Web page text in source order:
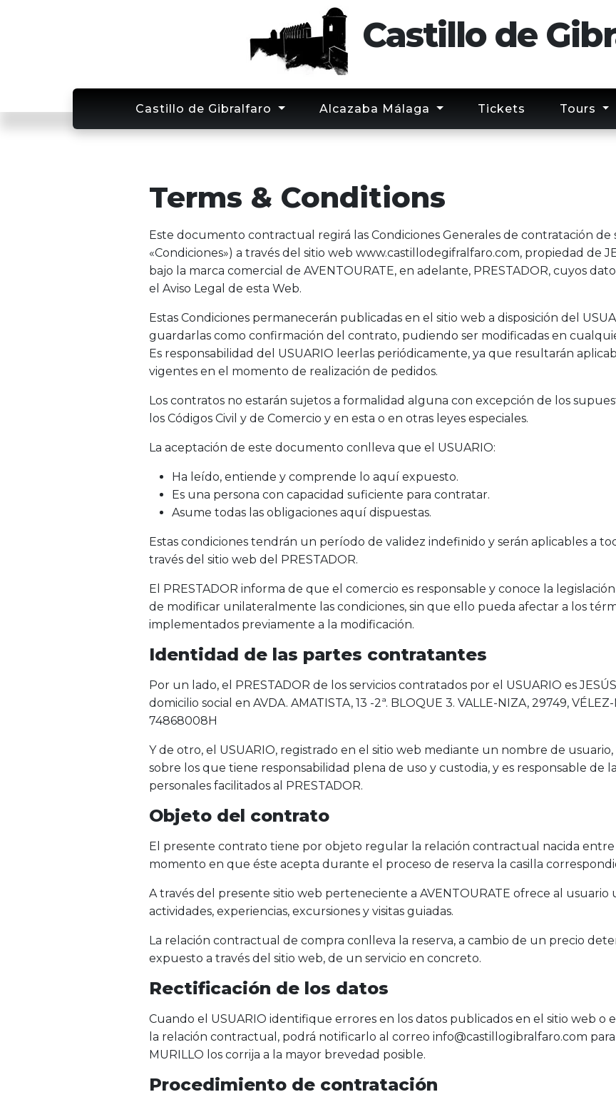
Castillo de
Castillo de Gibralfaro Alcazaba Málaga Tickets Tours
Terms & Conditions
Este documento contractual regirá las Condiciones Generales de contratación de
«Condiciones») a través del sitio web www.castillodegifralfaro.com, propiedad de
bajo la marca comercial de AVENTOURATE, en adelante, PRESTADOR, cuyos
el Aviso Legal de esta Web.
Estas Condiciones permanecerán publicadas en el sitio web a disposición del
guardarlas como confirmación del contrato, pudiendo ser modificadas en
Es responsabilidad del USUARIO leerlas periódicamente, ya que resultarán
vigentes en el momento de realización de pedidos.
Los contratos no estarán sujetos a formalidad alguna con excepción de los
los Códigos Civil y de Comercio y en esta o en otras leyes especiales.
La aceptación de este documento conlleva que el USUARIO:
Ha leído, entiende y comprende lo aquí expuesto.
Es una persona con capacidad suficiente para contratar.
Asume todas las obligaciones aquí dispuestas.
Estas condiciones tendrán un período de validez indefinido y serán aplicables a
través del sitio web del PRESTADOR.
El PRESTADOR informa de que el comercio es responsable y conoce la
de modificar unilateralmente las condiciones, sin que ello pueda afectar a los
implementados previamente a la modificación.
Identidad de las partes contratantes
Por un lado, el PRESTADOR de los servicios contratados por el USUARIO es
domicilio social en AVDA. AMATISTA, 13 -2ª. BLOQUE 3. VALLE-NIZA, 29749,
74868008H
Y de otro, el USUARIO, registrado en el sitio web mediante un nombre de
sobre los que tiene responsabilidad plena de uso y custodia, y es responsable de
personales facilitados al PRESTADOR.
Objeto del contrato
El presente contrato tiene por objeto regular la relación contractual nacida entre
momento en que éste acepta durante el proceso de reserva la casilla
A través del presente sitio web perteneciente a AVENTOURATE ofrece al usuario
actividades, experiencias, excursiones y visitas guiadas.
La relación contractual de compra conlleva la reserva, a cambio de un precio
expuesto a través del sitio web, de un servicio en concreto.
Rectificación de los datos
Cuando el USUARIO identifique errores en los datos publicados en el sitio web o
la relación contractual, podrá notificarlo al correo info@castillogibralfaro.com para
MURILLO los corrija a la mayor brevedad posible.
Procedimiento de contratación